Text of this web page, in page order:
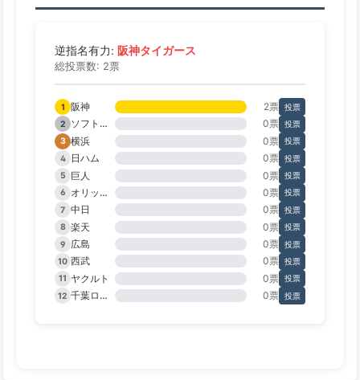
逆指名有力: 阪神タイガース
総投票数: 2票
1 阪神 2票 投票
2
ソフトバンク 0票 投票
3 横浜 0票 投票
4
日ハム 0票 投票
5
巨人 0票 投票
6
オリックス 0票 投票
7 中日 0票 投票
8 楽天 0票 投票
9
広島 0票 投票
10 西武 0票 投票
11 ヤクルト 0票 投票
12
千葉ロッテ 0票 投票